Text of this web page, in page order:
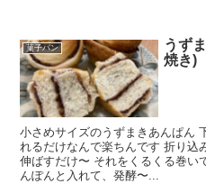
菓子パン
うず
焼き)
小さめサイズのうずまきあんぱん
れるだけなんで楽ちんです 折り込
伸ばすだけ〜 それをくるくる巻い
んぽんと入れて、発酵〜...